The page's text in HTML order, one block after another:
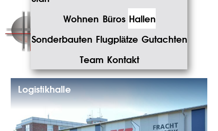
Wohnen Büros Hallen
Sonderbauten Flugplätze Gutachten
Team Kontakt
Logistikhalle